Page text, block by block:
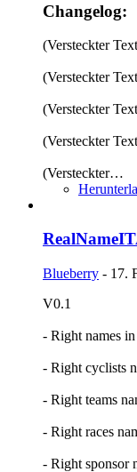
Changelog:
(Versteckter
(Versteckter
(Versteckter
(Versteckter
(Versteckter…
Blueberry - 17.
V0.1
- Right names
- Right cyclists
- Right teams
- Right races
- Right sponsor